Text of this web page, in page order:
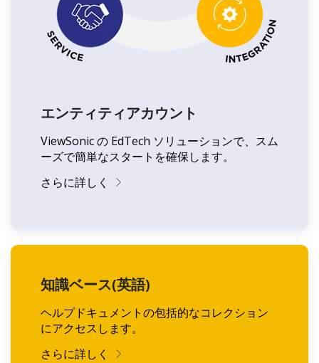
エンティティアカウント
ViewSonic の EdTech ソリューションで、スム
ーズで簡単なスタートを確保します。
さらに詳しく
知識ベース(英語)
ヘルプドキュメントの包括的なコレクション
にアクセスします。
さらに詳しく